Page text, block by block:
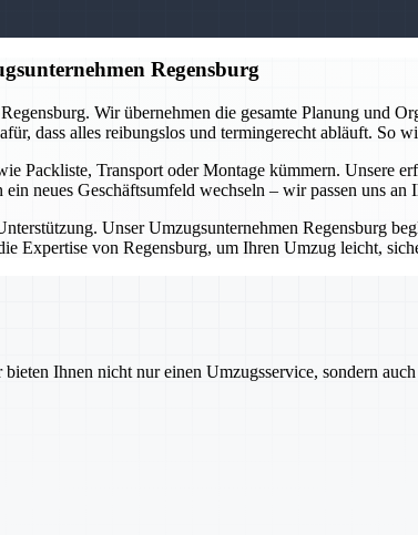
Regensburg
Wir übernehmen die gesamte Planung und
dass alles reibungslos und termingerecht abläuft. So
Packliste, Transport oder Montage kümmern. Unsere
neues Geschäftsumfeld wechseln – wir passen uns
Unser Umzugsunternehmen Regensburg
Expertise von Regensburg, um Ihren Umzug leicht,
Ihnen nicht nur einen Umzugsservice, sondern